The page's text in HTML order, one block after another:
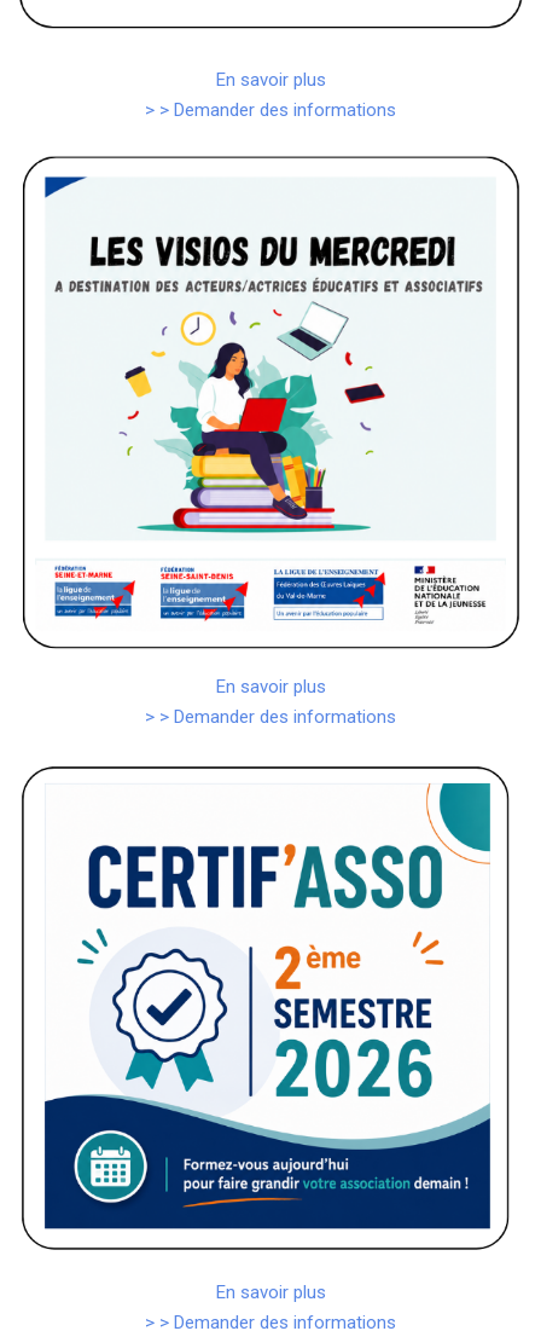
En savoir plus
> > Demander des informations
En savoir plus
> > Demander des informations
En savoir plus
> > Demander des informations